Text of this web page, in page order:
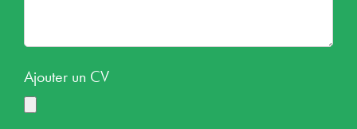
Ajouter un CV